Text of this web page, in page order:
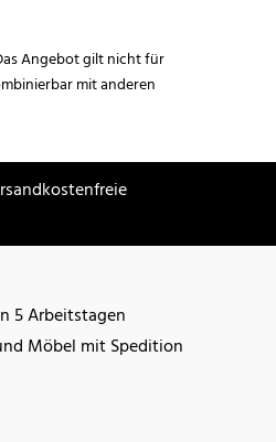
Angebot gilt nicht für
mit anderen
5 Arbeitstagen
Möbel mit Spedition